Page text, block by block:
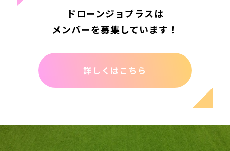
ドローンジョプラスは
メンバーを募集しています！
詳しくはこちら